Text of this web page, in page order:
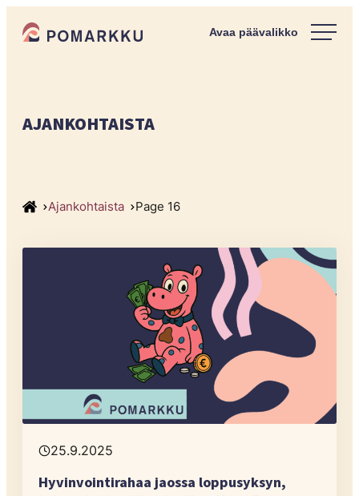
Siirry
suoraan
Pomarkun kunta
AJANKOHTAISTA
Ajankohtaista Page 16
25.9.2025
Hyvinvointirahaa jaossa loppusyksyn,